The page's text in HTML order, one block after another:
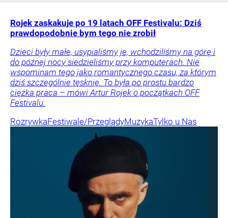
Rojek zaskakuje po 19 latach OFF Festivalu: Dziś
prawdopodobnie bym tego nie zrobił
Dzieci były małe, usypialiśmy je, wchodziliśmy na górę i
do późnej nocy siedzieliśmy przy komputerach. Nie
wspominam tego jako romantycznego czasu, za którym
dziś szczególnie tęsknię. To była po prostu bardzo
ciężka praca – mówi Artur Rojek o początkach OFF
Festivalu.
RozrywkaFestiwale/PrzeglądyMuzykaTylko u Nas